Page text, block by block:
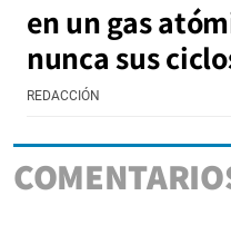
en un gas
nunca sus
REDACCIÓN